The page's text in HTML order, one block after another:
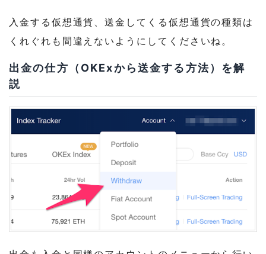
入金する仮想通貨、送金してくる仮想通貨の種類は
くれぐれも間違えないようにしてくださいね。
出金の仕方（OKExから送金する方法）を解
説